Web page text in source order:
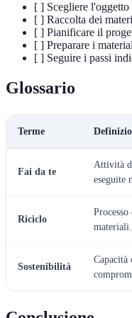
[ ] Scegliere
[ ] Raccolta dei
[ ] Pianificare il
[ ] Preparare i
[ ] Seguire i passi
Glossario
Terme
Fai da te
Attività
eseguite
Riciclo
materiali.
Sostenibilità
Capacità